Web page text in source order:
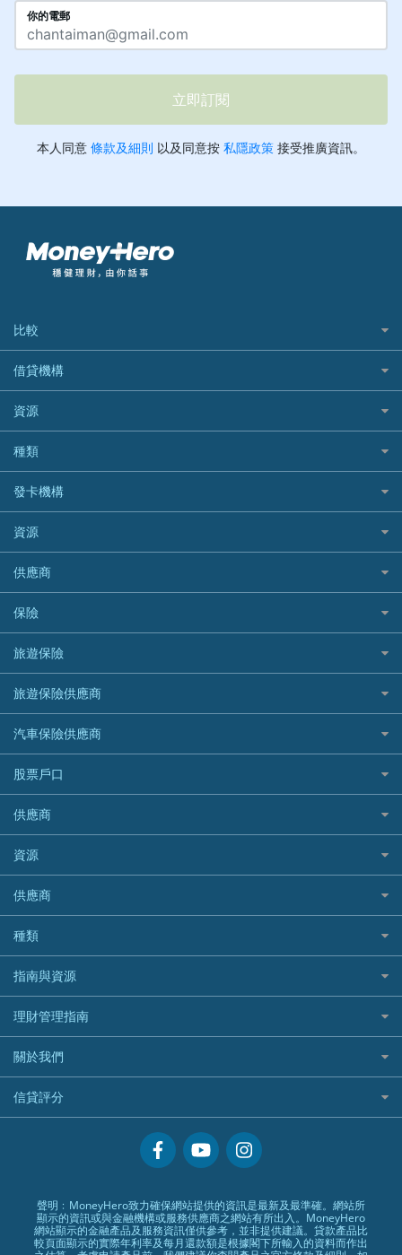
比較
私人貸款比較
稅季/稅務貸款
網上貸款
結餘轉戶(清卡數貸款)
銀行貸款
財務公司貸款
免入息貸款
免TU貸款
急借錢
緊急貸款比較
最佳小額貸款比較
易批必批貸款
24小時貸款
最佳循環貸款
借貸機構
BEA 東亞銀行
BOC 中國銀行
Cashing Pro 優尚信貸
CCB(Asia) 中國建設銀行 (亞洲)
Citibank 花旗銀行
CNCBI 信銀國際
CreFIT 維信
DBS 星展銀行
DSB 大新銀行
HSBC 滙豐銀行貸款
K Cash 貸款
Mox 銀行
National Resources 中潤物業按揭
OCBC 華僑銀行
PrimeCredit 安信信貸
Promise 邦民日本財務
Rabbit Credit月兔信貸
Standard Chartered 渣打銀行
UA 亞洲聯合財務
WeLab Bank
WeLend 貸款
資源
如何申請個人貸款
如何管理個人貸款
個人貸款有用資訊
清卡數貸款教學
循環貸款教學
個人化貸款產品推介 🔥全新
債務重組一覽
供樓利息扣稅
最佳貸款app
種類
網購優惠
精選外幣網購信用卡
尊尚信用卡
公司信用卡
電子錢包信用卡
日本遊信用卡攻略
韓國遊信用卡攻略
台灣遊信用卡攻略
機場貴賓室信用卡
銀聯信用卡
高獎賞信用卡推薦
酒店信用卡
發卡機構
Citibank花旗銀行
AE美國運通
DBS星展銀行
HSBC滙豐銀行
Mox
信銀國際
大新銀行
恒生銀行
Standard Chartered渣打銀行
東亞銀行
SIM
Airwallex信用卡
資源
Black Friday優惠
淘寶付款方式
一田購物優惠日
SOGO感謝祭
HKTVmall優惠碼
交稅優惠
酒店優惠碼
機票優惠碼
供應商
八達通自動增值信用卡
保險
旅遊保險
汽車保險
家居保險
家傭保險
寵物保險
定期人壽保險
危疾保險
年金資訊
樓宇火險
旅遊保險
日本旅遊保險及資訊
泰國旅遊保險及資訊
台灣旅遊保險及資訊
韓國旅遊保險及資訊
歐洲旅遊保險及資訊
越南旅遊保險及資訊
澳洲旅遊保險及資訊
長者嘆世界
家庭親子遊
自駕遊比較
相機有得保
專為孕婦設計的最佳旅遊保險
最佳滑雪旅遊保險
最適合BB的旅遊保險
旅遊保險供應商
AXA 安盛
AIG 美亞
Allianz 安聯
Allied World 世聯
Avo
中國銀行
Bolttech 保特
Blue Cross 藍十字
中國平安
HSBC滙豐銀行
MSIG 三井住友
Prudential 保誠
QBE 昆士蘭
Starr
汽車保險供應商
大新汽車保險
中銀汽車保險
Allianz安聯汽車保險
bolttech保障汽車保險
Zurich蘇黎世汽車保險
QBE昆士蘭汽車保險
平安汽車保險
股票戶口
富途證券
IB盈透證券
老虎證券
uSMART 盈立證券
華盛証券
長橋證券
WeBull微牛證券
漲樂全球通｜華泰國際
OSL
供應商
富途牛牛好唔好？
Webull微牛證券好唔好？
Longbridge長橋證券好唔好？
老虎證券好唔好？
華盛証券好唔好？
漲樂全球通好唔好？
IB盈透證券好唔好？
盈立證券 uSMART 好唔好？
Stashaway好唔好？
資源
股票戶口開戶
證券行邊間好？
港股5隻高息ETF精選
什麼是ETF？
香港30大高息股排行
黃金ETF懶人包
最值得注意的比特幣ETF
選股策略：五步調查攻略
供應商
銀行戶口比較
尊尚銀行戶口
Citi Plus
中信銀行inMotion
Airwallex銀行
種類
定期存款
港元定存
人民幣定存
美元定存
英鎊定存
澳元定存
指南與資源
理財資訊
識慳識賺
債務管理
投資理財
置業安居
專欄文章
理財管理指南
常用相關詞彙
MoneyHero電子報
所有合作銀行或機構
關於我們
服務承諾
網上支援
常見問題
條款及細則
編輯守則
信貸評分
聲明﹕MoneyHero致力確保網站提供的資訊是最新及最準確。網站所
顯示的資訊或與金融機構或服務供應商之網站有所出入。MoneyHero
網站顯示的金融產品及服務資訊僅供參考，並非提供建議。貸款產品比
較頁面顯示的實際年利率及每月還款額是根據閣下所輸入的資料而作出